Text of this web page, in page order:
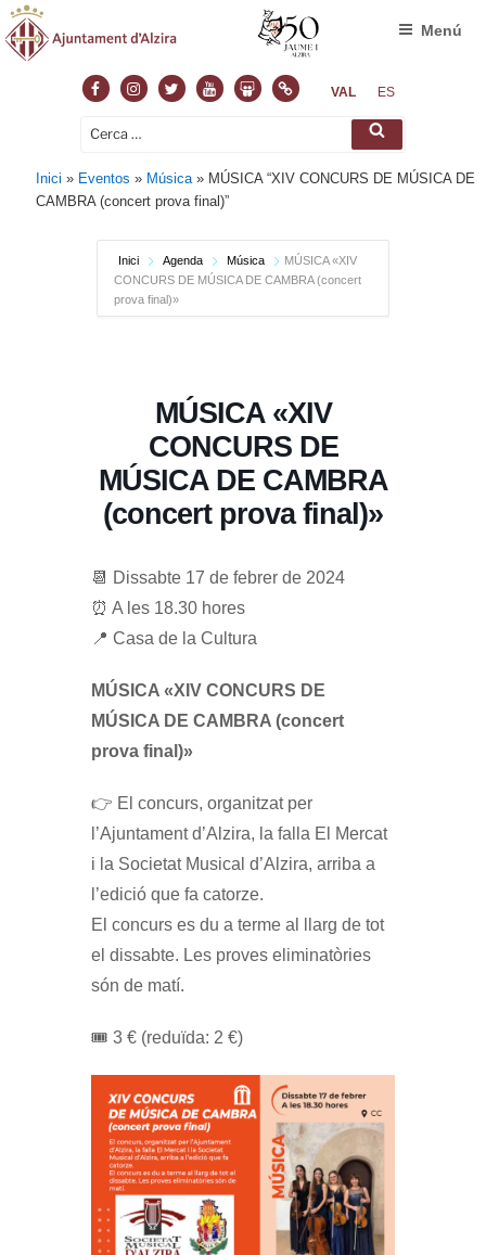
FacebookInstagram
TwitterYoutubeSlideshare
NormasVAL ES
Cerca: Cerca
Menú
Inici » Eventos » Música » MÚSICA “XIV CONCURS DE MÚSICA DE
CAMBRA (concert prova final)”
Inici Agenda Música
MÚSICA «XIV
CONCURS DE MÚSICA DE CAMBRA (concert
prova final)»
MÚSICA «XIV
CONCURS DE
MÚSICA DE CAMBRA
(concert prova final)»
📆 Dissabte 17 de febrer de 2024
⏰ A les 18.30 hores
📍 Casa de la Cultura
MÚSICA «XIV CONCURS DE
MÚSICA DE CAMBRA (concert
prova final)»
👉 El concurs, organitzat per
l’Ajuntament d’Alzira, la falla El Mercat
i la Societat Musical d’Alzira, arriba a
l’edició que fa catorze.
El concurs es du a terme al llarg de tot
el dissabte. Les proves eliminatòries
són de matí.
🎟️ 3 € (reduïda: 2 €)